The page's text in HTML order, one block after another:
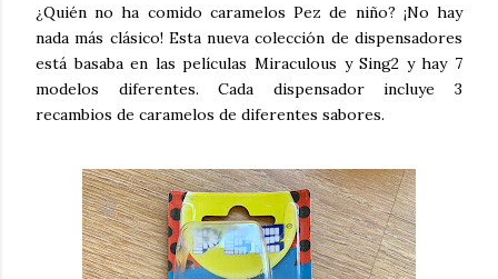
¿Quién no ha comido caramelos Pez de niño? ¡No hay
nada más clásico! Esta nueva colección de dispensadores
está basaba en las películas Miraculous y Sing2 y hay 7
modelos diferentes. Cada dispensador incluye 3
recambios de caramelos de diferentes sabores.